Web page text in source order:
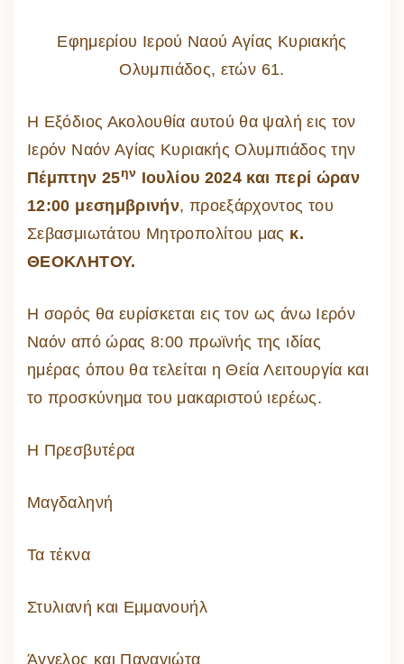
Εφημερίου Ιερού Ναού Αγίας Κυριακής
Ολυμπιάδος, ετών 61.
Η Εξόδιος Ακολουθία αυτού θα ψαλή εις τον
Ιερόν Ναόν Αγίας Κυριακής Ολυμπιάδος την
Πέμπτην 25ην Ιουλίου 2024 και περί ώραν
12:00 μεσημβρινήν, προεξάρχοντος του
Σεβασμιωτάτου Μητροπολίτου μας κ.
ΘΕΟΚΛΗΤΟΥ.
Η σορός θα ευρίσκεται εις τον ως άνω Ιερόν
Ναόν από ώρας 8:00 πρωϊνής της ιδίας
ημέρας όπου θα τελείται η Θεία Λειτουργία και
το προσκύνημα του μακαριστού ιερέως.
Η Πρεσβυτέρα
Μαγδαληνή
Τα τέκνα
Στυλιανή και Εμμανουήλ
Άγγελος και Παναγιώτα